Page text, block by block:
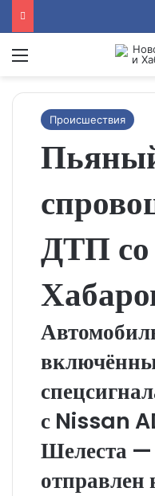
Menu
Происшествия
ДТП со
с Nissan
Шелеста —
отправлен